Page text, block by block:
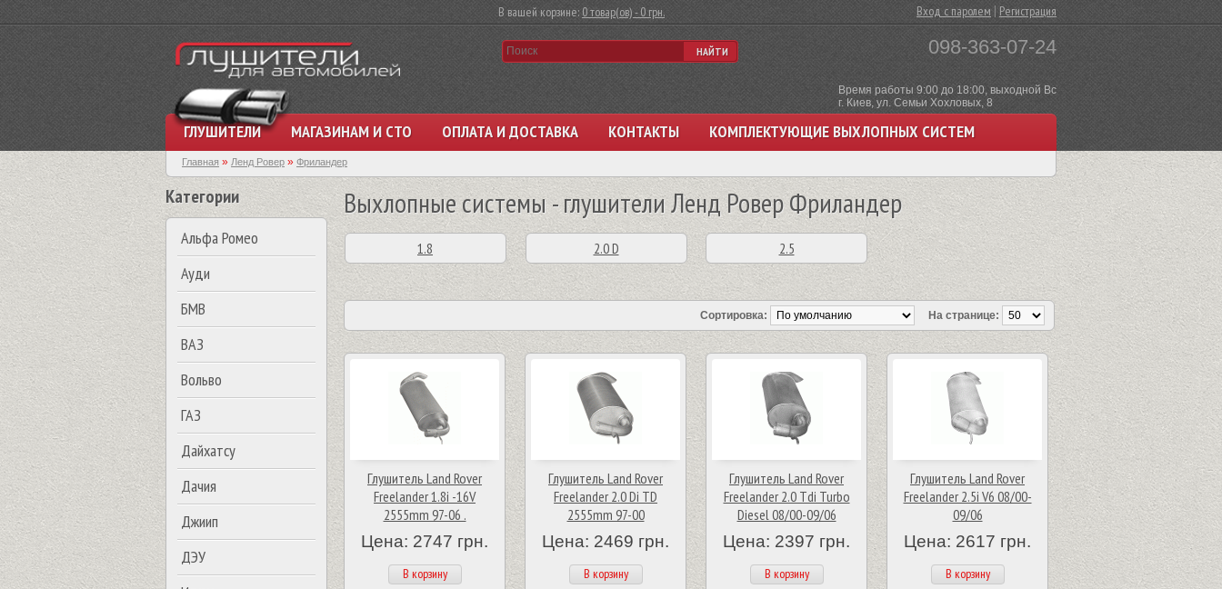
Вход с паролем | Регистрация
В вашей корзине:0 товар(ов) - 0 грн.
098-363-07-24
Время работы 9:00 до 18:00, выходной Вс
г. Киев, ул. Семьи Хохловых, 8
НАЙТИ
ГЛУШИТЕЛИ МАГАЗИНАМ И СТО ОПЛАТА И ДОСТАВКА КОНТАКТЫ КОМПЛЕКТУЮЩИЕ ВЫХЛОПНЫХ СИСТЕМ
Категории
Альфа Ромео
Ауди
БМВ
ВАЗ
Вольво
ГАЗ
Дайхатсу
Дачия
Джиип
ДЭУ
Главная » Ленд Ровер » Фриландер
Выхлопные системы - глушители Ленд Ровер Фриландер
1.8 2.0 D 2.5
На странице:
Сортировка:
Глушитель Land Rover
Freelander 1.8i -16V
2555mm 97-06 .
Цена: 2747 грн.
В корзину
Глушитель Land Rover
Freelander 2.0 Di TD
2555mm 97-00
Цена: 2469 грн.
В корзину
Глушитель Land Rover
Freelander 2.0 Tdi Turbo
Diesel 08/00-09/06
Цена: 2397 грн.
В корзину
Глушитель Land Rover
Freelander 2.5i V6 08/00-
09/06
Цена: 2617 грн.
В корзину